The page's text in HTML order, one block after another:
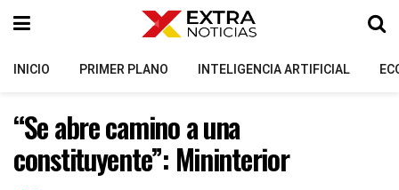
INICIO PRIMER PLANO INTELIGENCIA ARTIFICIAL
“Se abre camino a una
constituyente”: Mininterior